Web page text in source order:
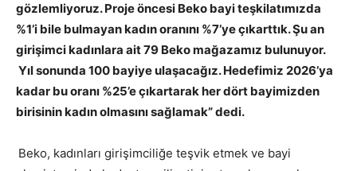
gözlemliyoruz. Proje öncesi Beko bayi teşkilatımızda
%1’i bile bulmayan kadın oranını %7’ye çıkarttık. Şu an
girişimci kadınlara ait 79 Beko mağazamız bulunuyor.
Yıl sonunda 100 bayiye ulaşacağız. Hedefimiz 2026’ya
kadar bu oranı %25’e çıkartarak her dört bayimizden
birisinin kadın olmasını sağlamak” dedi.
Beko, kadınları girişimciliğe teşvik etmek ve bayi